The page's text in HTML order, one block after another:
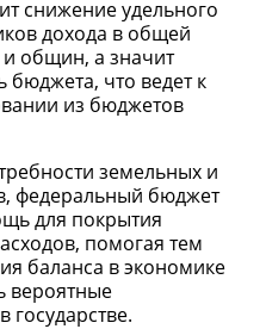
снижение удельного
дохода в общей
и общин, а значит
что ведет к
из бюджетов
земельных и
федеральный бюджет
для покрытия
помогая тем
баланса в экономике
вероятные
государстве.